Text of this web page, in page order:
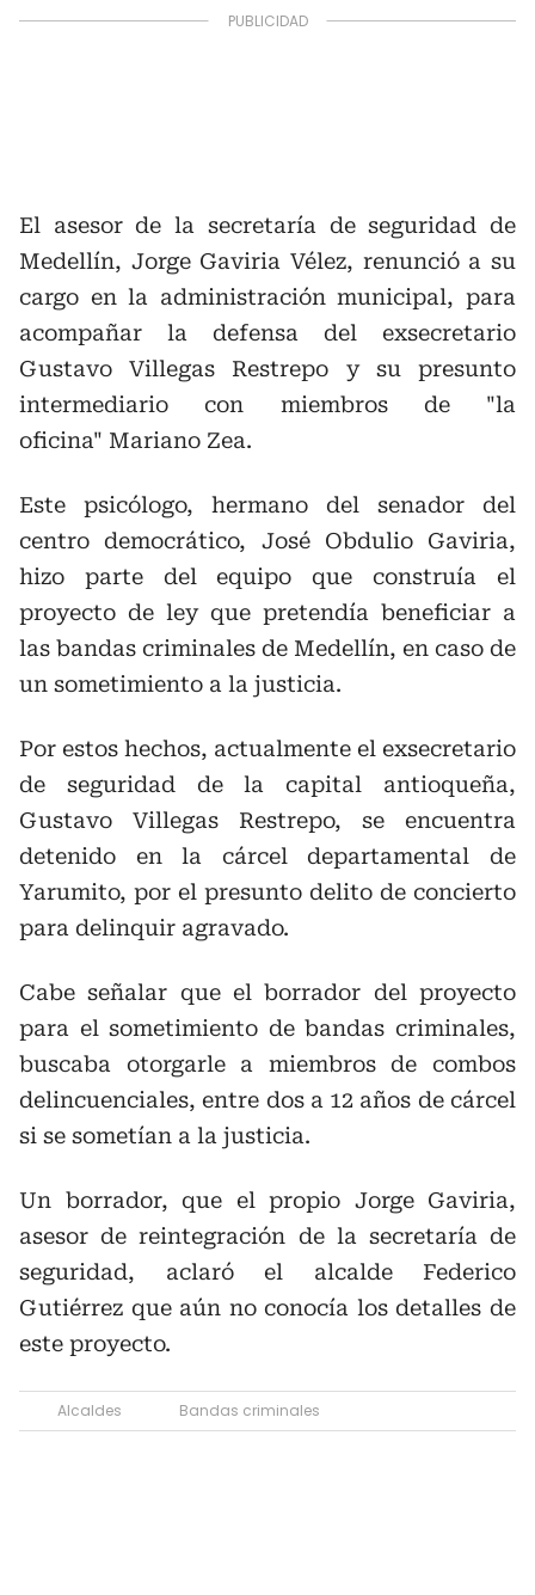
El asesor de la secretaría de seguridad de
Medellín, Jorge Gaviria Vélez, renunció a su
cargo en la administración municipal, para
acompañar la defensa del exsecretario
Gustavo Villegas Restrepo y su presunto
intermediario con miembros de "la
oficina" Mariano Zea.
Este psicólogo, hermano del senador del
centro democrático, José Obdulio Gaviria,
hizo parte del equipo que construía el
proyecto de ley que pretendía beneficiar a
las bandas criminales de Medellín, en caso de
un sometimiento a la justicia.
Por estos hechos, actualmente el exsecretario
de seguridad de la capital antioqueña,
Gustavo Villegas Restrepo, se encuentra
detenido en la cárcel departamental de
Yarumito, por el presunto delito de concierto
para delinquir agravado.
Cabe señalar que el borrador del proyecto
para el sometimiento de bandas criminales,
buscaba otorgarle a miembros de combos
delincuenciales, entre dos a 12 años de cárcel
si se sometían a la justicia.
Un borrador, que el propio Jorge Gaviria,
asesor de reintegración de la secretaría de
seguridad, aclaró el alcalde Federico
Gutiérrez que aún no conocía los detalles de
este proyecto.
Alcaldes Bandas criminales